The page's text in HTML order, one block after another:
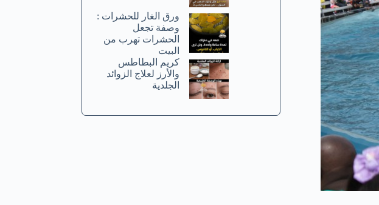
ورق الغار للحشرات :
وصفة تجعل
الحشرات تهرب من
البيت
كريم البطاطس
والأرز لعلاج الزوائد
الجلدية